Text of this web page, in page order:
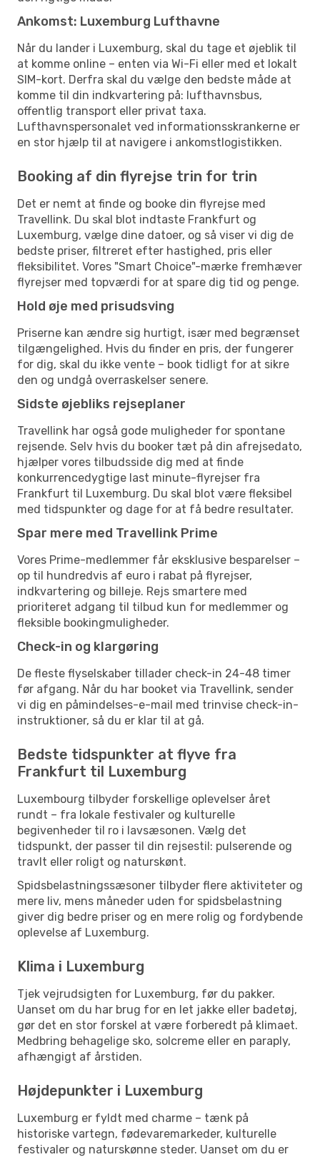
Ankomst: Luxemburg Lufthavne
Når du lander i Luxemburg, skal du tage et øjeblik til
at komme online – enten via Wi-Fi eller med et lokalt
SIM-kort. Derfra skal du vælge den bedste måde at
komme til din indkvartering på: lufthavnsbus,
offentlig transport eller privat taxa.
Lufthavnspersonalet ved informationsskrankerne er
en stor hjælp til at navigere i ankomstlogistikken.
Booking af din flyrejse trin for trin
Det er nemt at finde og booke din flyrejse med
Travellink. Du skal blot indtaste Frankfurt og
Luxemburg, vælge dine datoer, og så viser vi dig de
bedste priser, filtreret efter hastighed, pris eller
fleksibilitet. Vores "Smart Choice"-mærke fremhæver
flyrejser med topværdi for at spare dig tid og penge.
Hold øje med prisudsving
Priserne kan ændre sig hurtigt, især med begrænset
tilgængelighed. Hvis du finder en pris, der fungerer
for dig, skal du ikke vente – book tidligt for at sikre
den og undgå overraskelser senere.
Sidste øjebliks rejseplaner
Travellink har også gode muligheder for spontane
rejsende. Selv hvis du booker tæt på din afrejsedato,
hjælper vores tilbudsside dig med at finde
konkurrencedygtige last minute-flyrejser fra
Frankfurt til Luxemburg. Du skal blot være fleksibel
med tidspunkter og dage for at få bedre resultater.
Spar mere med Travellink Prime
Vores Prime-medlemmer får eksklusive besparelser –
op til hundredvis af euro i rabat på flyrejser,
indkvartering og billeje. Rejs smartere med
prioriteret adgang til tilbud kun for medlemmer og
fleksible bookingmuligheder.
Check-in og klargøring
De fleste flyselskaber tillader check-in 24-48 timer
før afgang. Når du har booket via Travellink, sender
vi dig en påmindelses-e-mail med trinvise check-in-
instruktioner, så du er klar til at gå.
Bedste tidspunkter at flyve fra
Frankfurt til Luxemburg
Luxembourg tilbyder forskellige oplevelser året
rundt – fra lokale festivaler og kulturelle
begivenheder til ro i lavsæsonen. Vælg det
tidspunkt, der passer til din rejsestil: pulserende og
travlt eller roligt og naturskønt.
Spidsbelastningssæsoner tilbyder flere aktiviteter og
mere liv, mens måneder uden for spidsbelastning
giver dig bedre priser og en mere rolig og fordybende
oplevelse af Luxemburg.
Klima i Luxemburg
Tjek vejrudsigten for Luxemburg, før du pakker.
Uanset om du har brug for en let jakke eller badetøj,
gør det en stor forskel at være forberedt på klimaet.
Medbring behagelige sko, solcreme eller en paraply,
afhængigt af årstiden.
Højdepunkter i Luxemburg
Luxemburg er fyldt med charme – tænk på
historiske vartegn, fødevaremarkeder, kulturelle
festivaler og naturskønne steder. Uanset om du er